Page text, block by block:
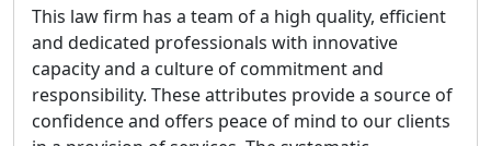
This law firm has a team of a high quality, efficient
and dedicated professionals with innovative
capacity and a culture of commitment and
responsibility. These attributes provide a source of
confidence and offers peace of mind to our clients